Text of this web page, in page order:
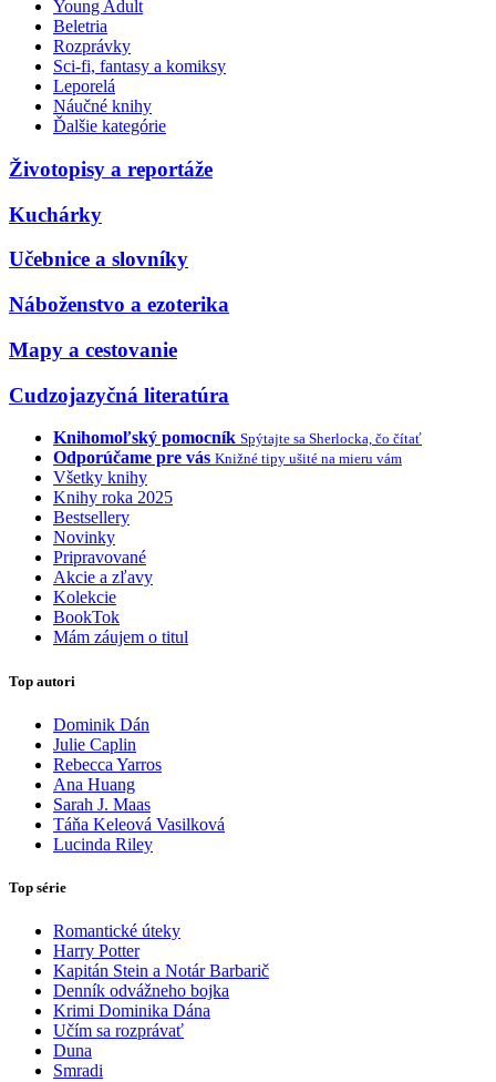
Young Adult
Beletria
Rozprávky
Sci-fi, fantasy a komiksy
Leporelá
Náučné knihy
Ďalšie kategórie
Životopisy a reportáže
Kuchárky
Učebnice a slovníky
Náboženstvo a ezoterika
Mapy a cestovanie
Cudzojazyčná literatúra
Knihomoľský pomocník Spýtajte sa Sherlocka, čo čítať
Odporúčame pre vás Knižné tipy ušité na mieru vám
Všetky knihy
Knihy roka 2025
Bestsellery
Novinky
Pripravované
Akcie a zľavy
Kolekcie
BookTok
Mám záujem o titul
Top autori
Dominik Dán
Julie Caplin
Rebecca Yarros
Ana Huang
Sarah J. Maas
Táňa Keleová Vasilková
Lucinda Riley
Top série
Romantické úteky
Harry Potter
Kapitán Stein a Notár Barbarič
Denník odvážneho bojka
Krimi Dominika Dána
Učím sa rozprávať
Duna
Smradi